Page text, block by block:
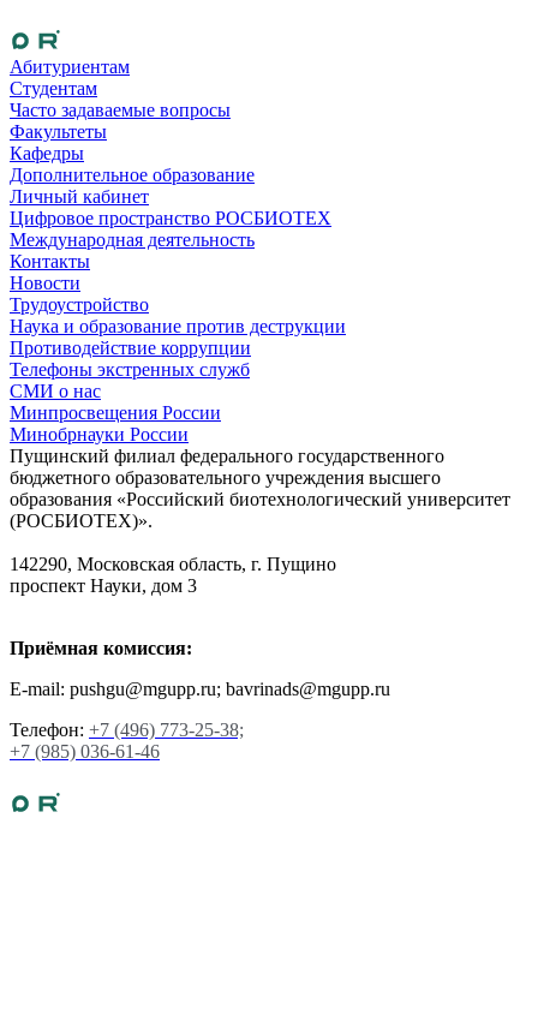
Абитуриентам
Студентам
Часто задаваемые вопросы
Факультеты
Кафедры
Дополнительное образование
Личный кабинет
Цифровое пространство РОСБИОТЕХ
Международная деятельность
Контакты
Новости
Трудоустройство
Наука и образование против деструкции
Противодействие коррупции
Телефоны экстренных служб
СМИ о нас
Минпросвещения России
Минобрнауки России
Пущинский филиал федерального государственного
бюджетного образовательного учреждения высшего
образования «Российский биотехнологический университет
(РОСБИОТЕХ)».
142290, Московская область, г. Пущино
проспект Науки, дом 3
Приёмная комиссия:
E-mail: pushgu@mgupp.ru; bavrinads@mgupp.ru
Телефон: +7 (496) 773-25-38;
+7 (985) 036-61-46